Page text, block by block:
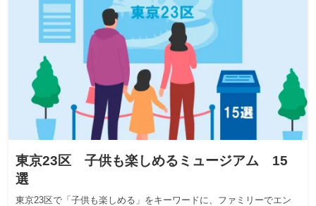
東京23区 子供も楽しめるミュージアム 15
選
東京23区で「子供も楽しめる」をキーワードに、ファミリーでエン